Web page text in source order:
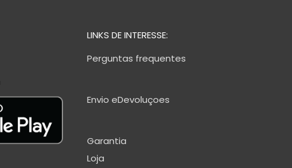
LINKS DE INTERESSE:
Perguntas frequentes
Envio eDevoluçoes
Garantia
Loja